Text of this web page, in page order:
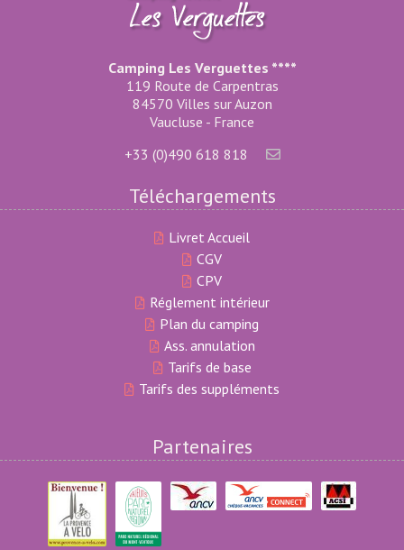
Camping Les Verguettes ****
119 Route de Carpentras
84570 Villes sur Auzon
Vaucluse - France
+33 (0)490 618 818
Téléchargements
Livret Accueil
CGV
CPV
Réglement intérieur
Plan du camping
Ass. annulation
Tarifs de base
Tarifs des suppléments
Partenaires